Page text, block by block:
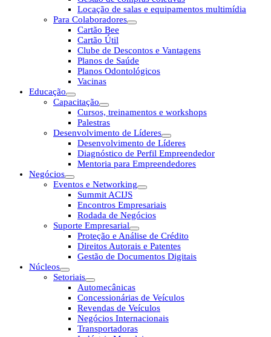
Locação de salas e equipamentos multimídia
Para Colaboradores
Cartão Bee
Cartão Útil
Clube de Descontos e Vantagens
Planos de Saúde
Planos Odontológicos
Vacinas
Educação
Capacitação
Cursos, treinamentos e workshops
Palestras
Desenvolvimento de Líderes
Desenvolvimento de Líderes
Diagnóstico de Perfil Empreendedor
Mentoria para Empreendedores
Negócios
Eventos e Networking
Summit ACIJS
Encontros Empresariais
Rodada de Negócios
Suporte Empresarial
Proteção e Análise de Crédito
Direitos Autorais e Patentes
Gestão de Documentos Digitais
Núcleos
Setoriais
Automecânicas
Concessionárias de Veículos
Revendas de Veículos
Negócios Internacionais
Transportadoras